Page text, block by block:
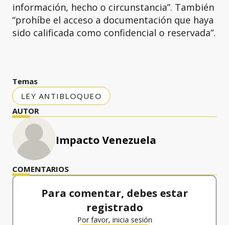
información, hecho o circunstancia”. También
“prohíbe el acceso a documentación que haya
sido calificada como confidencial o reservada”.
Temas
LEY ANTIBLOQUEO
AUTOR
Impacto Venezuela
COMENTARIOS
Para comentar, debes estar
registrado
Por favor, inicia sesión